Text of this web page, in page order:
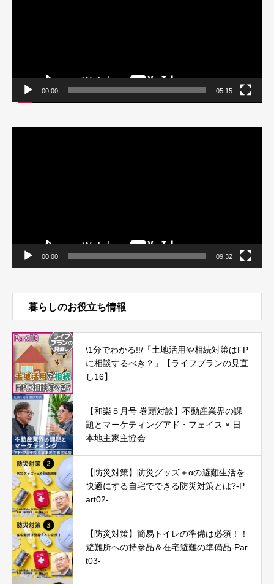
00:00 05:15
00:00 09:32
暮らしのお役立ち情報
\1分でわかる!!/「土地活用や相続対策はFP
に相談するべき？」【ライフプランの見直
し16】
【和楽５月号 巻頭対談】不動産業界の課
題とマーケティングアド・フェイス × 日
本地主家主協会
【防災対策】防災グッズ＋αの避難生活を
快適にする自宅でできる防災対策とは?-P
art02-
【防災対策】簡易トイレの準備は必須！！
避難所への持参品＆在宅避難の準備品-Par
t03-